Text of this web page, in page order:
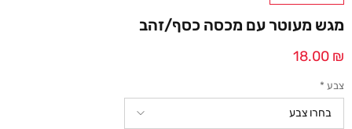
מגש מעוטר עם מכסה כסף/זהב
18.00 ₪
צבע *